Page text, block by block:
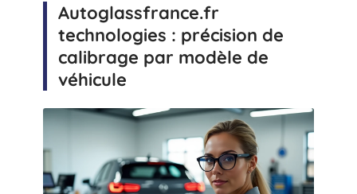
Autoglassfrance.fr
technologies : précision de
calibrage par modèle de
véhicule